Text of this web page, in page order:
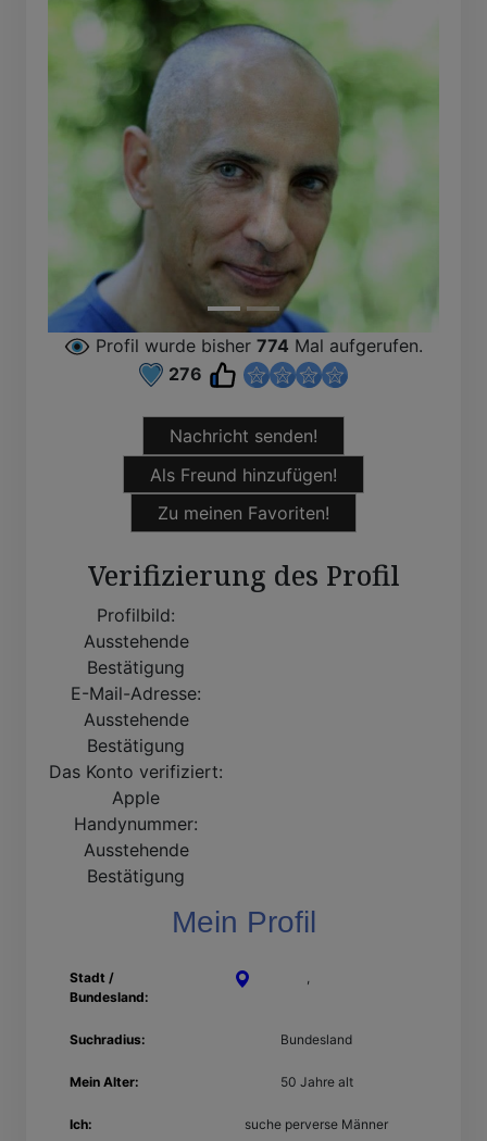
Profil wurde bisher 774 Mal aufgerufen.
276
Nachricht senden!
Als Freund hinzufügen!
Zu meinen Favoriten!
Verifizierung des Profil
Profilbild:
Ausstehende
Bestätigung
E-Mail-Adresse:
Ausstehende
Bestätigung
Das Konto verifiziert:
Apple
Handynummer:
Ausstehende
Bestätigung
Mein Profil
Stadt /
Bundesland:
,
Suchradius: Bundesland
Mein Alter: 50 Jahre alt
Ich: suche perverse Männer